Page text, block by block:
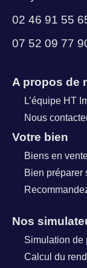
02 46 91 55
07 52 09 77
A propos de
L’équipe HT
Nous
Votre bien
Biens en
Bien préparer
Nos
Simulation de
Calcul du